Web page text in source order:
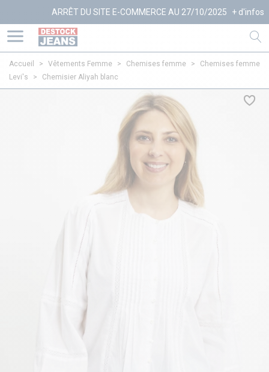
ARRÊT DU SITE E-COMMERCE AU 27/10/2025 + d'infos
Accueil > Vêtements Femme > Chemises femme >
Chemises femme
Levi's
> Chemisier Aliyah blanc